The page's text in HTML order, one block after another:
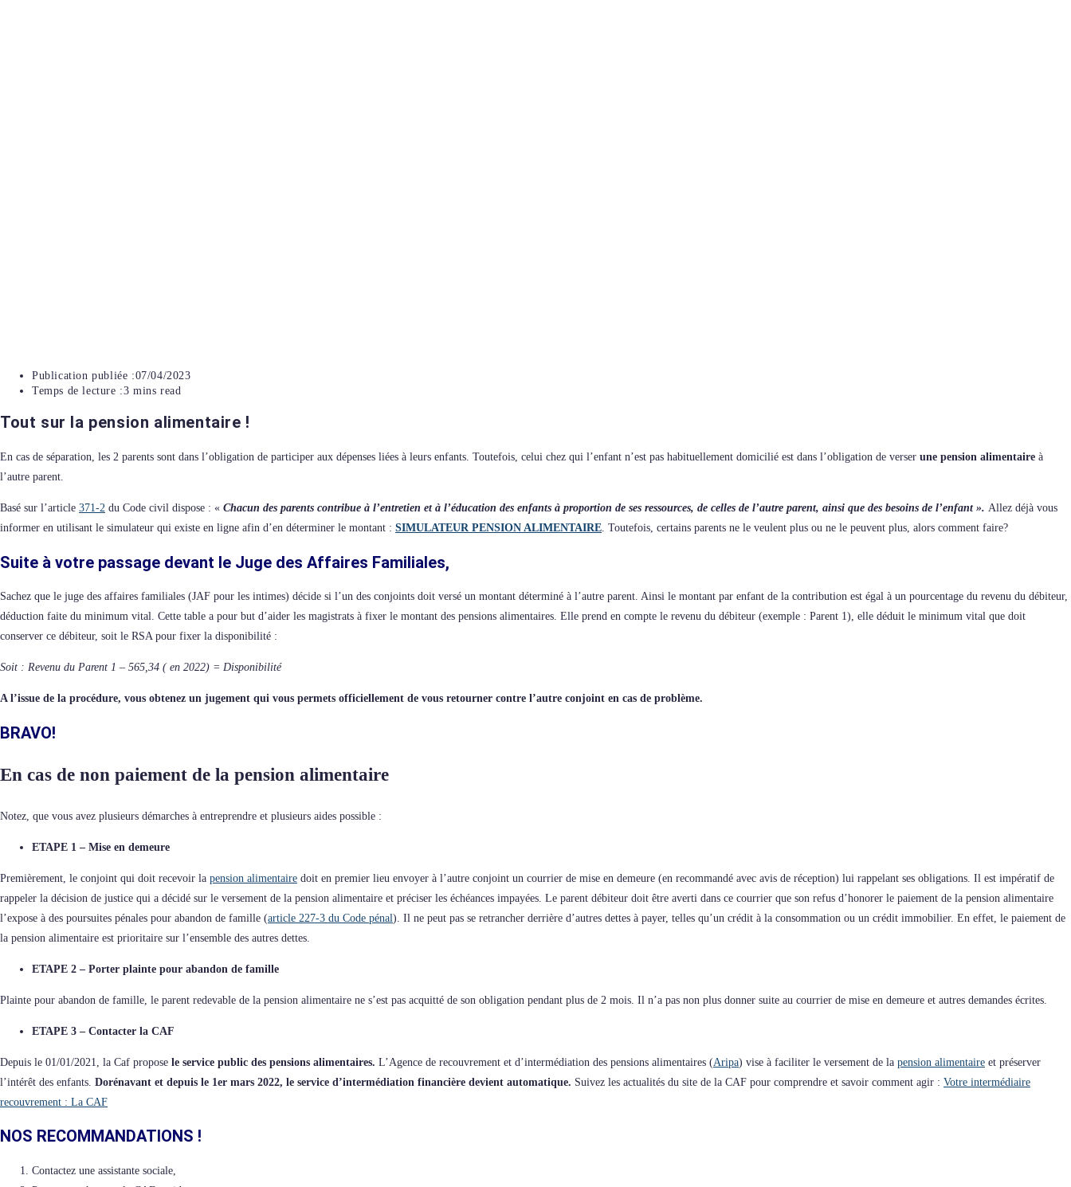
Publication publiée :07/04/2023
Temps de lecture :3 mins read
Tout sur la pension alimentaire !
En cas de séparation, les 2 parents sont dans l’obligation de participer aux dépenses liées à leurs enfants. Toutefois, celui chez qui l’enfant n’est pas habituellement domicilié est dans l’obligation de verser une pension alimentaire à
l’autre parent.
Basé sur l’article 371-2 du Code civil dispose : « Chacun des parents contribue à l’entretien et à l’éducation des enfants à proportion de ses ressources, de celles de l’autre parent, ainsi que des besoins de l’enfant ». Allez déjà vous
informer en utilisant le simulateur qui existe en ligne afin d’en déterminer le montant : SIMULATEUR PENSION ALIMENTAIRE. Toutefois, certains parents ne le veulent plus ou ne le peuvent plus, alors comment faire?
Suite à votre passage devant le Juge des Affaires Familiales,
Sachez que le juge des affaires familiales (JAF pour les intimes) décide si l’un des conjoints doit versé un montant déterminé à l’autre parent. Ainsi le montant par enfant de la contribution est égal à un pourcentage du revenu du débiteur,
déduction faite du minimum vital. Cette table a pour but d’aider les magistrats à fixer le montant des pensions alimentaires. Elle prend en compte le revenu du débiteur (exemple : Parent 1), elle déduit le minimum vital que doit
conserver ce débiteur, soit le RSA pour fixer la disponibilité :
Soit : Revenu du Parent 1 – 565,34 ( en 2022) = Disponibilité
A l’issue de la procédure, vous obtenez un jugement qui vous permets officiellement de vous retourner contre l’autre conjoint en cas de problème.
BRAVO!
En cas de non paiement de la pension alimentaire
Notez, que vous avez plusieurs démarches à entreprendre et plusieurs aides possible :
ETAPE 1 – Mise en demeure
Premièrement, le conjoint qui doit recevoir la pension alimentaire doit en premier lieu envoyer à l’autre conjoint un courrier de mise en demeure (en recommandé avec avis de réception) lui rappelant ses obligations. Il est impératif de
rappeler la décision de justice qui a décidé sur le versement de la pension alimentaire et préciser les échéances impayées. Le parent débiteur doit être averti dans ce courrier que son refus d’honorer le paiement de la pension alimentaire
l’expose à des poursuites pénales pour abandon de famille (article 227-3 du Code pénal). Il ne peut pas se retrancher derrière d’autres dettes à payer, telles qu’un crédit à la consommation ou un crédit immobilier. En effet, le paiement de
la pension alimentaire est prioritaire sur l’ensemble des autres dettes.
ETAPE 2 – Porter plainte pour abandon de famille
Plainte pour abandon de famille, le parent redevable de la pension alimentaire ne s’est pas acquitté de son obligation pendant plus de 2 mois. Il n’a pas non plus donner suite au courrier de mise en demeure et autres demandes écrites.
ETAPE 3 – Contacter la CAF
Depuis le 01/01/2021, la Caf propose le service public des pensions alimentaires. L’Agence de recouvrement et d’intermédiation des pensions alimentaires (Aripa) vise à faciliter le versement de la pension alimentaire et préserver
l’intérêt des enfants. Dorénavant et depuis le 1er mars 2022, le service d’intermédiation financière devient automatique. Suivez les actualités du site de la CAF pour comprendre et savoir comment agir : Votre intermédiaire
recouvrement : La CAF
NOS RECOMMANDATIONS !
Contactez une assistante sociale,